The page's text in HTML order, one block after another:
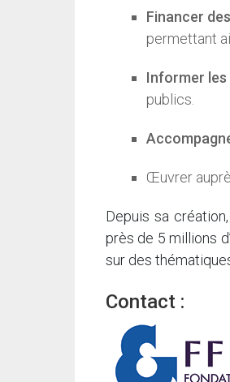
Financer
permettant
Informer
publics.
Œuvrer
Depuis sa
près de 5 millions
sur des
Contact :